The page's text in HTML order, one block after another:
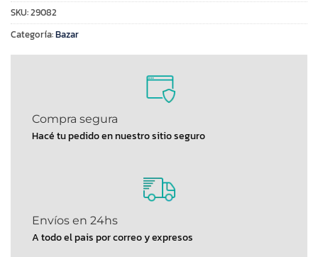
SKU:29082
Categoría:Bazar
Compra segura
Hacé tu pedido en nuestro sitio seguro
Envíos en 24hs
A todo el pais por correo y expresos